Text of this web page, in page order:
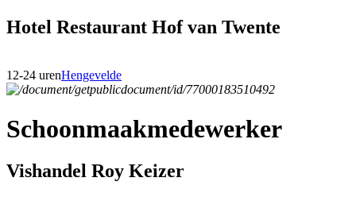
Hotel Restaurant Hof van Twente
12-24 urenHengevelde
Schoonmaakmedewerker
Vishandel Roy Keizer